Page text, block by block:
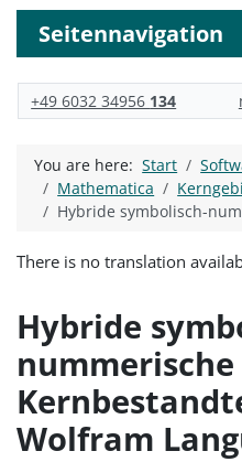
Seitennavigation
+49 6032 34956 134
You are here:Start
Mathematica
Hybride symbolisch-
There is no translation
Hybride
Wolfram